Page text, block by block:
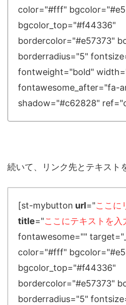
color="#fff"
bgcolor_top="#f44336"
bordercolor="#e57373"
borderradius="5"
fontweight="bold"
fontawesome_after="fa-
shadow="#c62828"
続いて、リンク先とテキスト
[st-mybutton url="ここに
title="ここにテキストを入
fontawesome=""
color="#fff"
bgcolor_top="#f44336"
bordercolor="#e57373"
borderradius="5"